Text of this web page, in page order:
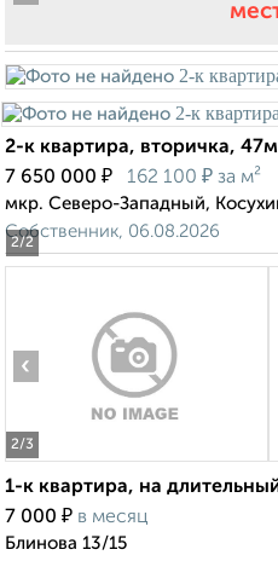
2/2
2-к квартира, вторичка,
7 650 000 ₽ 162 100 ₽ за м²
мкр. Северо-Западный,
Собственник, 06.08.2026
2/3
‹
1-к квартира, на
7 000 ₽ в месяц
Блинова 13/15